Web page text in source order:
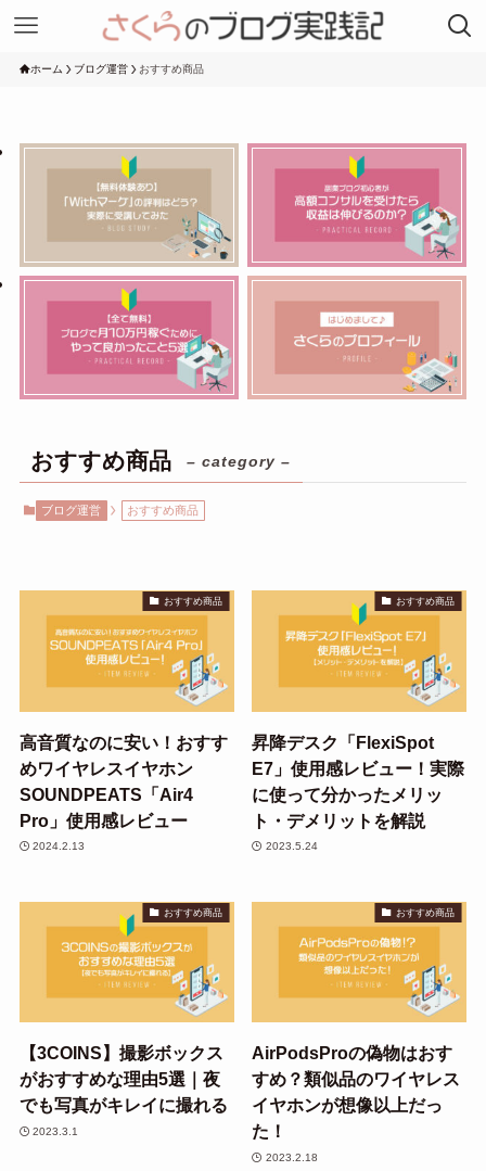
ホーム ブログ運営 おすすめ商品
おすすめ商品 – category –
ブログ運営 おすすめ商品
おすすめ商品
高音質なのに安い！おすす
めワイヤレスイヤホン
SOUNDPEATS「Air4
Pro」使用感レビュー
2024.2.13
おすすめ商品
昇降デスク「FlexiSpot
E7」使用感レビュー！実際
に使って分かったメリッ
ト・デメリットを解説
2023.5.24
おすすめ商品
【3COINS】撮影ボックス
がおすすめな理由5選｜夜
でも写真がキレイに撮れる
2023.3.1
おすすめ商品
AirPodsProの偽物はおす
すめ？類似品のワイヤレス
イヤホンが想像以上だっ
た！
2023.2.18